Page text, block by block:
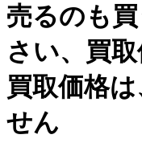
売るのも
さい、買取
買取価格
せん